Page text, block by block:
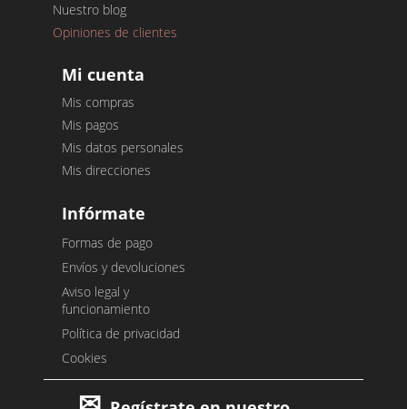
Nuestro blog
Opiniones de clientes
Mi cuenta
Mis compras
Mis pagos
Mis datos personales
Mis direcciones
Infórmate
Formas de pago
Envíos y devoluciones
Aviso legal y
funcionamiento
Política de privacidad
Cookies